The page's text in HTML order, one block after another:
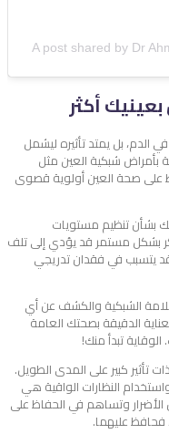
A post shared by Dr
أكثر
بل يمتد تأثيره ليشمل
بأمراض شبكية العين مثل
على صحة العين أولوية قصوى
بشأن تنظيم مستويات
بشكل مستمر قد يؤدي إلى تلف
يتسبب في فقدان تدريجي
الشبكية والكشف عن أي
الدقيقة بصحتك العامة
تبدأ منك!
تأثير كبير على المدى الطويل.
النظارات الواقية هي
الأضرار وتساهم في الحفاظ على
فحافظ عليهما.